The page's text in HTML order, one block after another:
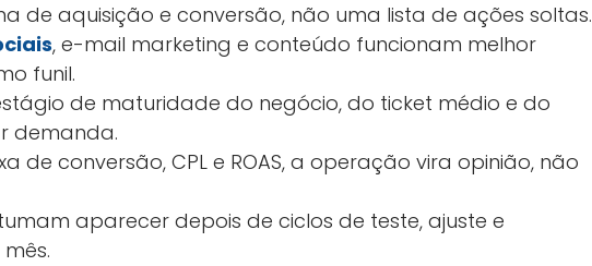
de aquisição e conversão, não uma lista de ações soltas.
, e-mail marketing e conteúdo funcionam melhor
funil.
de maturidade do negócio, do ticket médio e do
demanda.
de conversão, CPL e ROAS, a operação vira opinião, não
aparecer depois de ciclos de teste, ajuste e